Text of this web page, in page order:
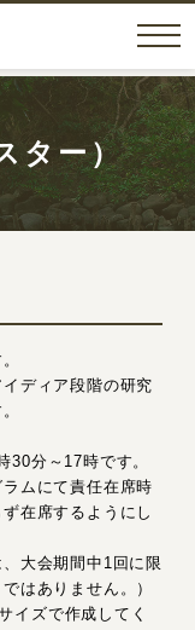
ター）
ディア段階の研究
30分～17時です。
ムにて責任在席時
在席するようにし
大会期間中1回に限
はありません。）
イズで作成してく